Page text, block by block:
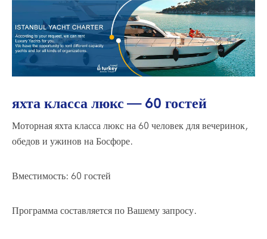
яхта класса люкс — 60 гостей
Моторная яхта класса люкс на 60 человек для вечеринок,
обедов и ужинов на Босфоре.
Вместимость: 60 гостей
Программа составляется по Вашему запросу.